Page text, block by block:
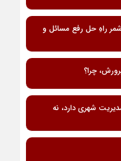
راهِ حل رفع مسائل و
چرا؟
شهری دارد، نه